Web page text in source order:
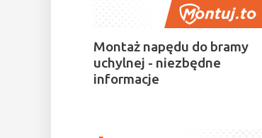
Montaż napędu do bramy
uchylnej - niezbędne
informacje